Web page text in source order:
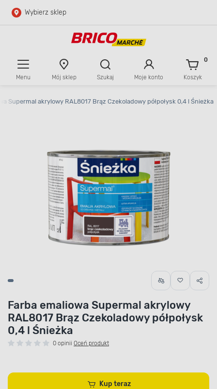
Przejdź do głównej zawartości
Wybierz sklep
Menu Mój sklep Szukaj Moje konto Koszyk
0
Supermal akrylowy RAL8017 Brąz Czekoladowy półpołysk 0,4 l Śnieżka
Farba emaliowa Supermal akrylowy
RAL8017 Brąz Czekoladowy półpołysk
0,4 l Śnieżka
0 opinii Oceń produkt
Kup teraz